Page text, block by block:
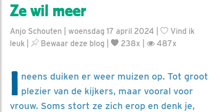
Ze wil meer
Anjo Schouten | woensdag 17 april 2024 |
Vind ik
leuk
Bewaar deze blog 238x | 487x
I neens duiken er weer muizen op. Tot groot
plezier van de kijkers, maar vooral voor
vrouw. Soms stort ze zich erop en denk je,